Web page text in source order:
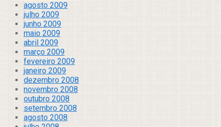
agosto 2009
julho 2009
junho 2009
maio 2009
abril 2009
março 2009
fevereiro 2009
janeiro 2009
dezembro 2008
novembro 2008
outubro 2008
setembro 2008
agosto 2008